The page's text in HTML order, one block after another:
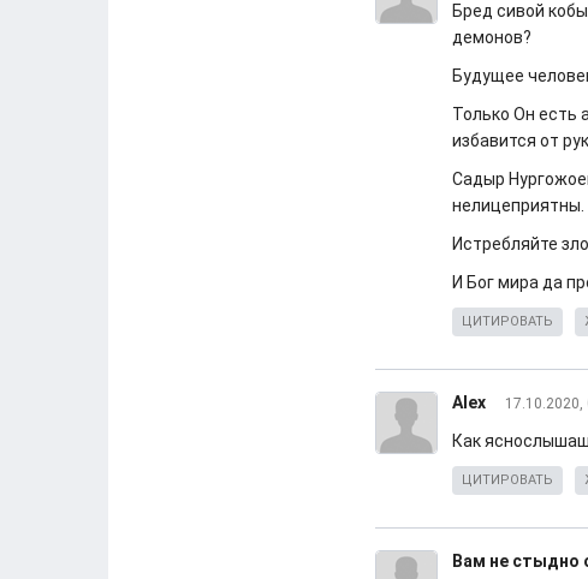
Бред сивой
демонов?
Будущее
Только Он есть
избавится от
Садыр
нелицеприятны.
Истребляйте
И Бог мира да
ЦИТИРОВАТЬ
Alex 17.10.2020,
Как
ЦИТИРОВАТЬ
Вам не стыдно